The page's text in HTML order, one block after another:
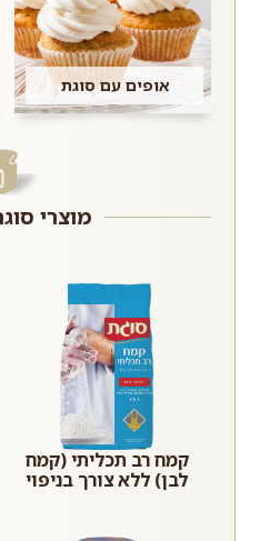
אופים עם סוגת
מוצרי
קמח רב תכליתי (קמח
לבן) ללא צורך בניפוי